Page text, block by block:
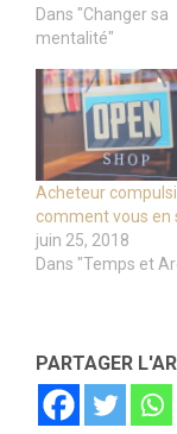
Dans "Changer sa
mentalité"
Acheteur
comment vous en
juin 25, 2018
Dans "Temps et
PARTAGER